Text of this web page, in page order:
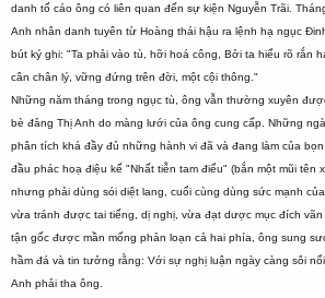
danh tố cáo ông có liên quan đến sự kiện Nguyễn Trãi.
Anh nhân danh tuyên từ Hoàng thái hậu ra lệnh hạ ngục
bút ký ghi: "Ta phải vào tù, hỡi hoá công, Bởi ta hiểu rõ rắn
cân chân lý, vững đứng trên đời, một cội thông."
Những năm tháng trong ngục tù, ông vẫn thường xuyên
bè đảng Thị Anh do màng lưới của ông cung cấp. Những
phân tích khá đầy đủ những hành vi đã và đang làm của
đầu phác hoạ điệu kế "Nhất tiễn tam điểu" (bắn một mũi tên
nhưng phải dùng sói diệt lang, cuổi cùng dùng sức mạnh
vừa tránh được tai tiếng, dị nghị, vừa đạt dược mục đích
tận gốc được mần mống phản loạn cả hai phía, ông sung
hầm đá và tin tưởng rằng: Với sự nghị luận ngày càng sôi
Anh phải tha ông.